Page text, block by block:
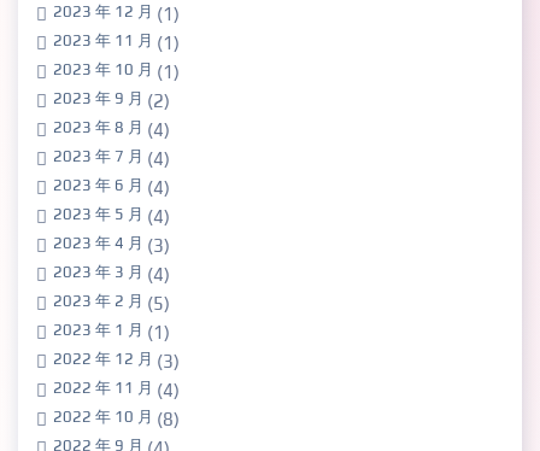
2023 年 12 月 (1)
2023 年 11 月 (1)
2023 年 10 月 (1)
2023 年 9 月 (2)
2023 年 8 月 (4)
2023 年 7 月 (4)
2023 年 6 月 (4)
2023 年 5 月 (4)
2023 年 4 月 (3)
2023 年 3 月 (4)
2023 年 2 月 (5)
2023 年 1 月 (1)
2022 年 12 月 (3)
2022 年 11 月 (4)
2022 年 10 月 (8)
2022 年 9 月